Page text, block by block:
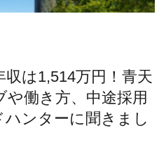
は1,514万円！青天
働き方、中途採用
ンターに聞きまし